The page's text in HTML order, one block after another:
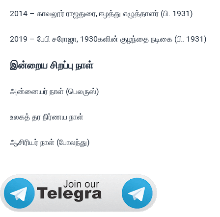
2014 – காவலூர் ராஜதுரை, ஈழத்து எழுத்தாளர் (பி. 1931)
2019 – பேபி சரோஜா, 1930களின் குழந்தை நடிகை (பி. 1931)
இன்றைய சிறப்பு நாள்
அன்னையர் நாள் (பெலருஸ்)
உலகத் தர நிர்ணய நாள்
ஆசிரியர் நாள் (போலந்து)